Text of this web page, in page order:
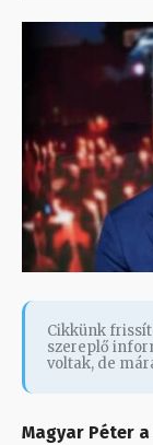
Cikkünk
szereplő
voltak, de
Magyar Péter